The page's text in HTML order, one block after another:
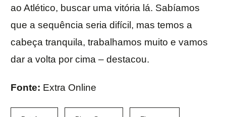
ao Atlético, buscar uma vitória lá. Sabíamos
que a sequência seria difícil, mas temos a
cabeça tranquila, trabalhamos muito e vamos
dar a volta por cima – destacou.
Fonte: Extra Online